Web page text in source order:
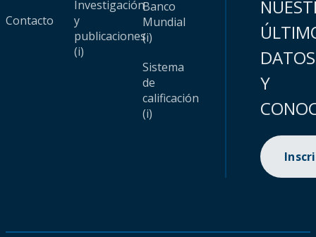
Contacto
Investigación
y
publicaciones
(i)
Banco
Mundial
(i)
Sistema
de
calificación
(i)
DATOS
Y